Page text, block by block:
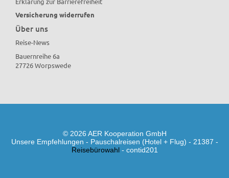
Versicherung widerrufen
Über uns
Reise-News
Bauernreihe 6a
27726 Worpswede
© 2026 AER Kooperation GmbH
Unsere Empfehlungen - Pauschalreisen (Hotel + Flug) - 21387 -
Reisebürowahl- contid201